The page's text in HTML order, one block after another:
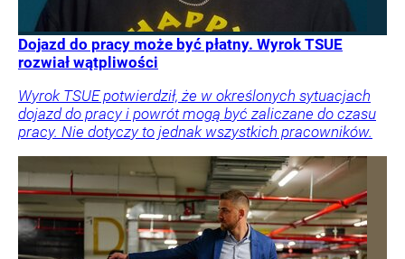
Dojazd do pracy może być płatny. Wyrok TSUE
rozwiał wątpliwości
Wyrok TSUE potwierdził, że w określonych sytuacjach
dojazd do pracy i powrót mogą być zaliczane do czasu
pracy. Nie dotyczy to jednak wszystkich pracowników.